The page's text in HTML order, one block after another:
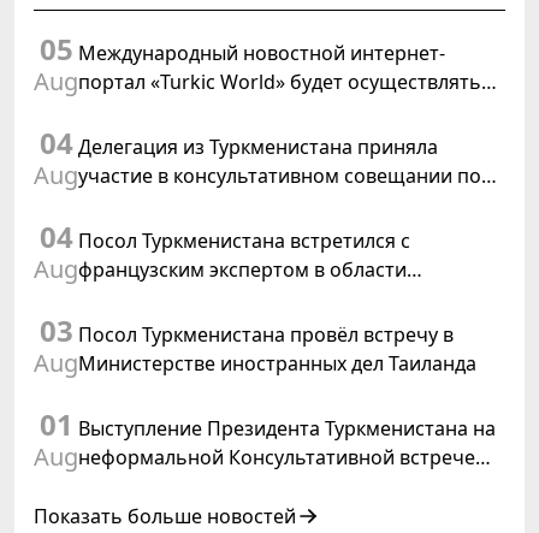
05
Aug
Международный новостной интернет-
портал «Turkic World» будет осуществлять
заседания Халк Маслахаты Туркменистана
04
Aug
Делегация из Туркменистана приняла
участие в консультативном совещании по
04
Aug
Посол Туркменистана встретился с
французским экспертом в области
03
Aug
Посол Туркменистана провёл встречу в
Министерстве иностранных дел Таиланда
01
Aug
Выступление Президента Туркменистана на
неформальной Консультативной встрече
Азербайджанской Республики
Показать больше новостей